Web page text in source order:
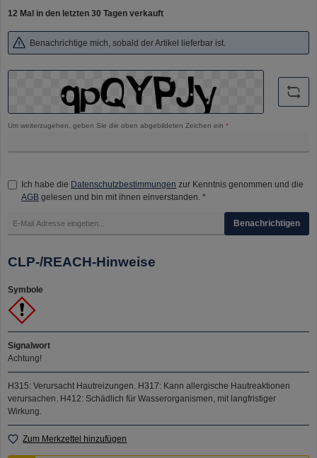
12 Mal in den letzten 30 Tagen verkauft
Benachrichtige mich, sobald der Artikel lieferbar ist.
Um weiterzugehen, geben Sie die oben abgebildeten Zeichen ein *
Ich habe die Datenschutzbestimmungen zur Kenntnis genommen und die
AGB gelesen und bin mit ihnen einverstanden. *
Benachrichtigen
CLP-/REACH-Hinweise
Symbole
Signalwort
Achtung!
H315: Verursacht Hautreizungen. H317: Kann allergische Hautreaktionen
verursachen. H412: Schädlich für Wasserorganismen, mit langfristiger
Wirkung.
Zum Merkzettel hinzufügen